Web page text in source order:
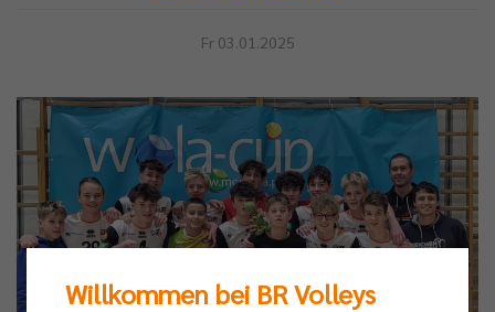
Fr 03.01.2025
Willkommen bei BR Volleys